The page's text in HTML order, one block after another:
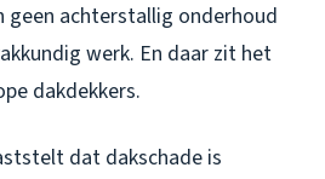
geen achterstallig onderhoud
werk. En daar zit het
dakdekkers.
dat dakschade is